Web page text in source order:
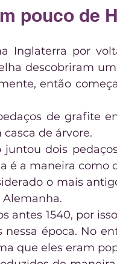
pouco de
Inglaterra por
descobriram
então
de grafite
de árvore.
juntou dois
é a maneira como
o mais
Alemanha.
antes 1540, por
época. No
que eles eram